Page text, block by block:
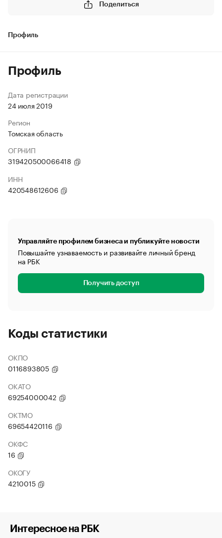
Поделиться
Профиль
Профиль
Дата регистрации
24 июля 2019
Регион
Томская область
ОГРНИП
319420500066418
ИНН
420548612606
Управляйте профилем бизнеса и публикуйте новости
Повышайте узнаваемость и развивайте личный бренд
на РБК
Получить доступ
Коды статистики
ОКПО
0116893805
ОКАТО
69254000042
ОКТМО
69654420116
ОКФС
16
ОКОГУ
4210015
Интересное на РБК